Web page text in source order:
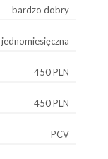
bardzo dobry
jednomiesięczna
450 PLN
450 PLN
PCV